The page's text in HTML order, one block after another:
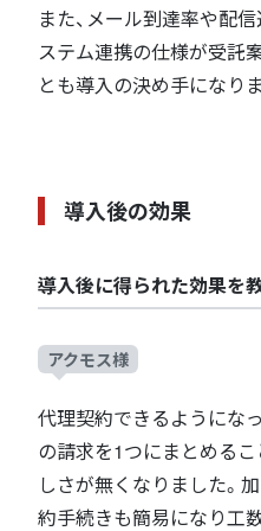
また、メール到達率や配
ステム連携の仕様が受託
とも導入の決め手になり
導入後の効果
導入後に得られた効果を
アクモス様
代理契約できるようにな
の請求を1つにまとめる
しさが無くなりました。
約手続きも簡易になり工